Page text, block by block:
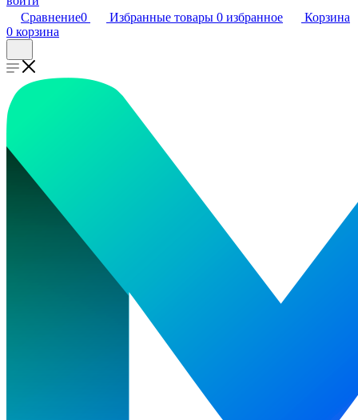
Сравнение0 Избранные товары 0 избранное
Корзина
0 корзина